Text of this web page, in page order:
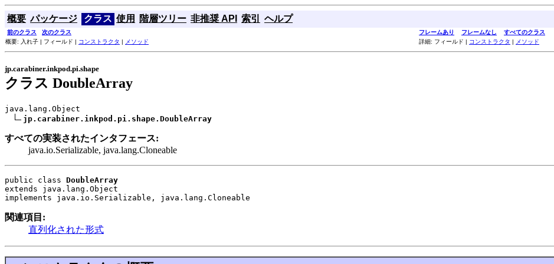
概要 パッケージ クラス 使用 階層ツリー 非推奨 API 索引 ヘルプ
前のクラス 次のクラス フレームあり フレームなし
すべてのクラス
概要: 入れ子 | フィールド | コンストラクタ | メソッド 詳細: フィールド | コンストラクタ | メソッド
jp.carabiner.inkpod.pi.shape
クラス DoubleArray
java.lang.Object
jp.carabiner.inkpod.pi.shape.DoubleArray
すべての実装されたインタフェース:
java.io.Serializable, java.lang.Cloneable
public class DoubleArray
extends java.lang.Object
implements java.io.Serializable, java.lang.Cloneable
関連項目:
直列化された形式